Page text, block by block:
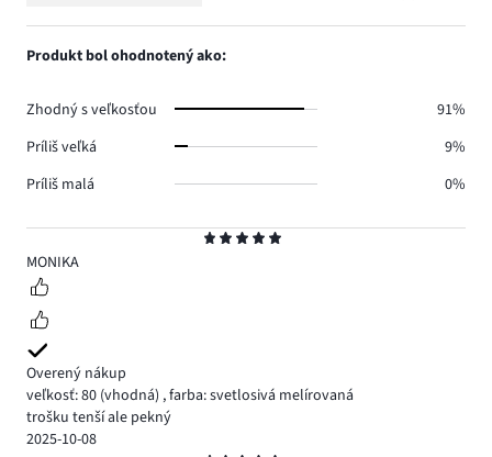
5
MONIKA
Overený nákup
veľkosť: 80 (vhodná) ,farba: svetlosivá melírovaná
trošku tenší ale pekný
2025-10-08
1,
Produkt bol ohodnotený ako:
Zhodný s veľkosťou
91%
Príliš veľká
9%
Príliš malá
0%